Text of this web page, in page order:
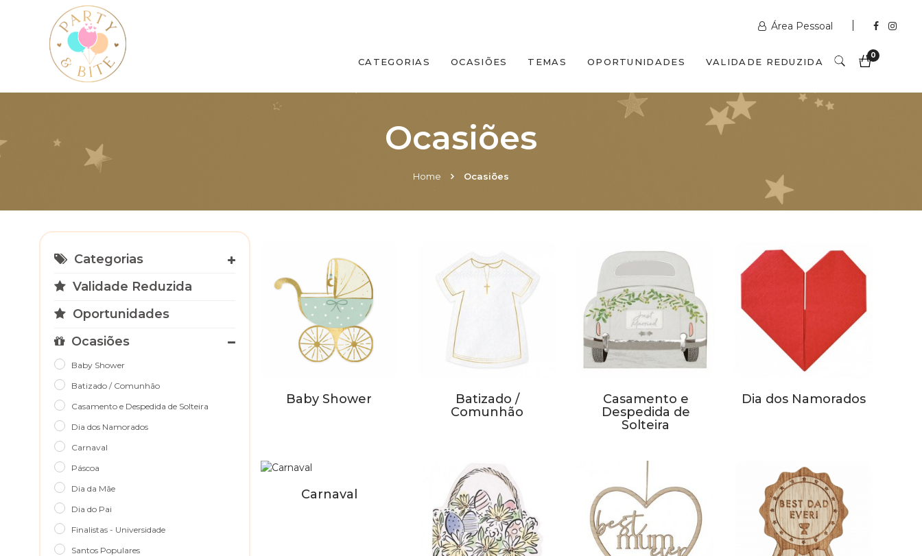
Área Pessoal
CATEGORIAS OCASIÕES TEMAS OPORTUNIDADES VALIDADE REDUZIDA
0
Ocasiões
Home Ocasiões
Categorias
Validade Reduzida
Oportunidades
Ocasiões
Baby Shower
Batizado / Comunhão
Casamento e Despedida de Solteira
Dia dos Namorados
Carnaval
Páscoa
Dia da Mãe
Dia do Pai
Finalistas - Universidade
Santos Populares
Baby Shower
Batizado /
Comunhão
Casamento e
Despedida de
Solteira
Dia dos Namorados
Carnaval